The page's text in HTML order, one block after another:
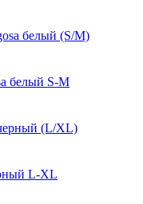
белый S-M
L-XL